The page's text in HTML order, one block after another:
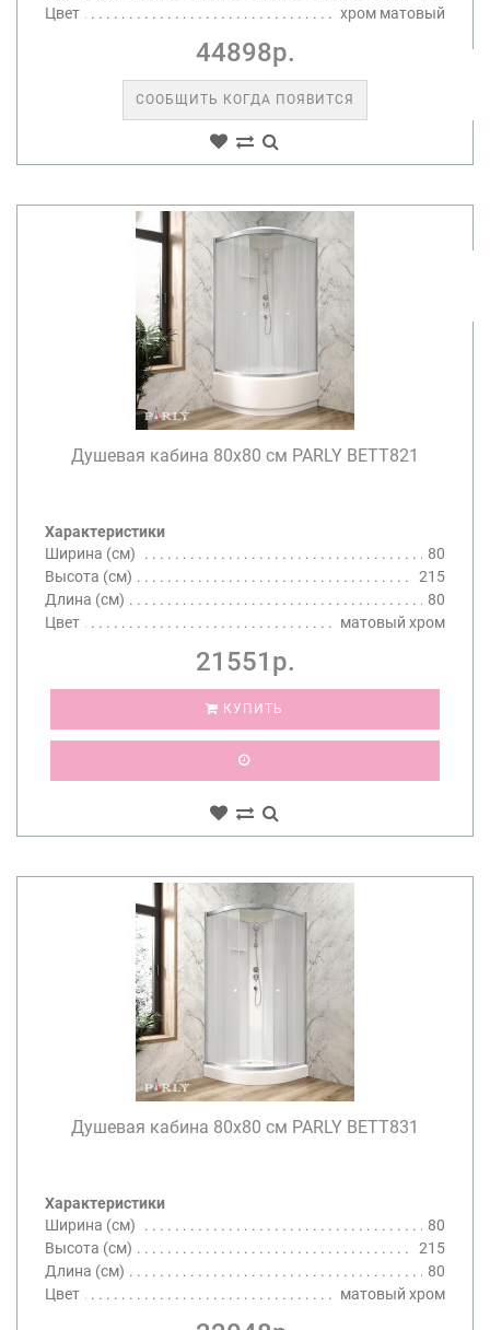
Цвет
хром матовый
44898р.
СООБЩИТЬ КОГДА ПОЯВИТСЯ
Душевая кабина 80х80 см PARLY BETT821
Характеристики
Ширина (см)
80
Высота (см)
215
Длина (см)
80
Цвет
матовый хром
21551р.
КУПИТЬ
Душевая кабина 80х80 см PARLY BETT831
Характеристики
Ширина (см)
80
Высота (см)
215
Длина (см)
80
Цвет
матовый хром